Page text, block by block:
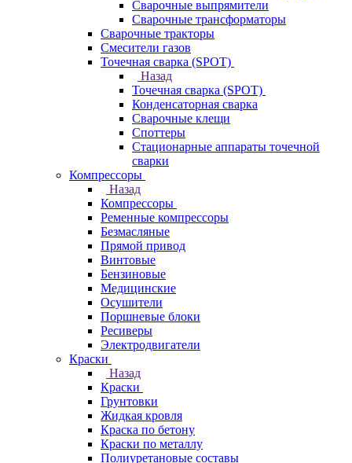
Сварочные выпрямители
Сварочные трансформаторы
Сварочные тракторы
Смесители газов
Точечная сварка (SPOT)
Назад
Точечная сварка (SPOT)
Конденсаторная сварка
Сварочные клещи
Споттеры
Стационарные аппараты точечной
сварки
Компрессоры
Назад
Компрессоры
Ременные компрессоры
Безмасляные
Прямой привод
Винтовые
Бензиновые
Медицинские
Осушители
Поршневые блоки
Ресиверы
Электродвигатели
Краски
Назад
Краски
Грунтовки
Жидкая кровля
Краска по бетону
Краски по металлу
Полиуретановые составы